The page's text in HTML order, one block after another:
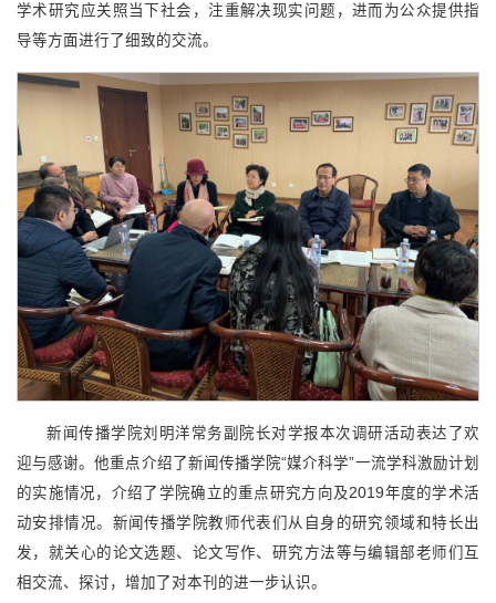
学术研究应关照当下社会，注重解决现实问题，进而为公众提供指
导等方面进行了细致的交流。
新闻传播学院刘明洋常务副院长对学报本次调研活动表达了欢
迎与感谢。他重点介绍了新闻传播学院“媒介科学”一流学科激励计划
的实施情况，介绍了学院确立的重点研究方向及2019年度的学术活
动安排情况。新闻传播学院教师代表们从自身的研究领域和特长出
发，就关心的论文选题、论文写作、研究方法等与编辑部老师们互
相交流、探讨，增加了对本刊的进一步认识。